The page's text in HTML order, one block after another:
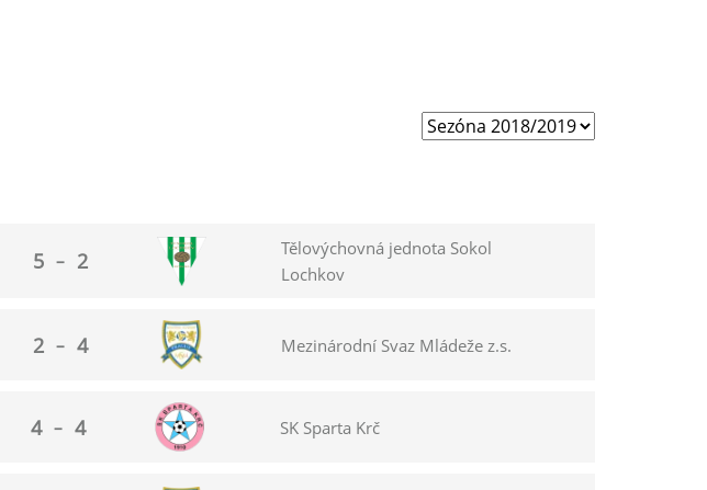
5 – 2
Tělovýchovná jednota Sokol
Lochkov
2 – 4 Mezinárodní Svaz Mládeže z.s.
4 – 4 SK Sparta Krč